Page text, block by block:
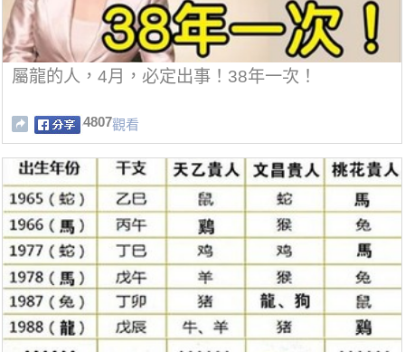
屬龍的人，4月，必定出事！38年一次！
4807觀看